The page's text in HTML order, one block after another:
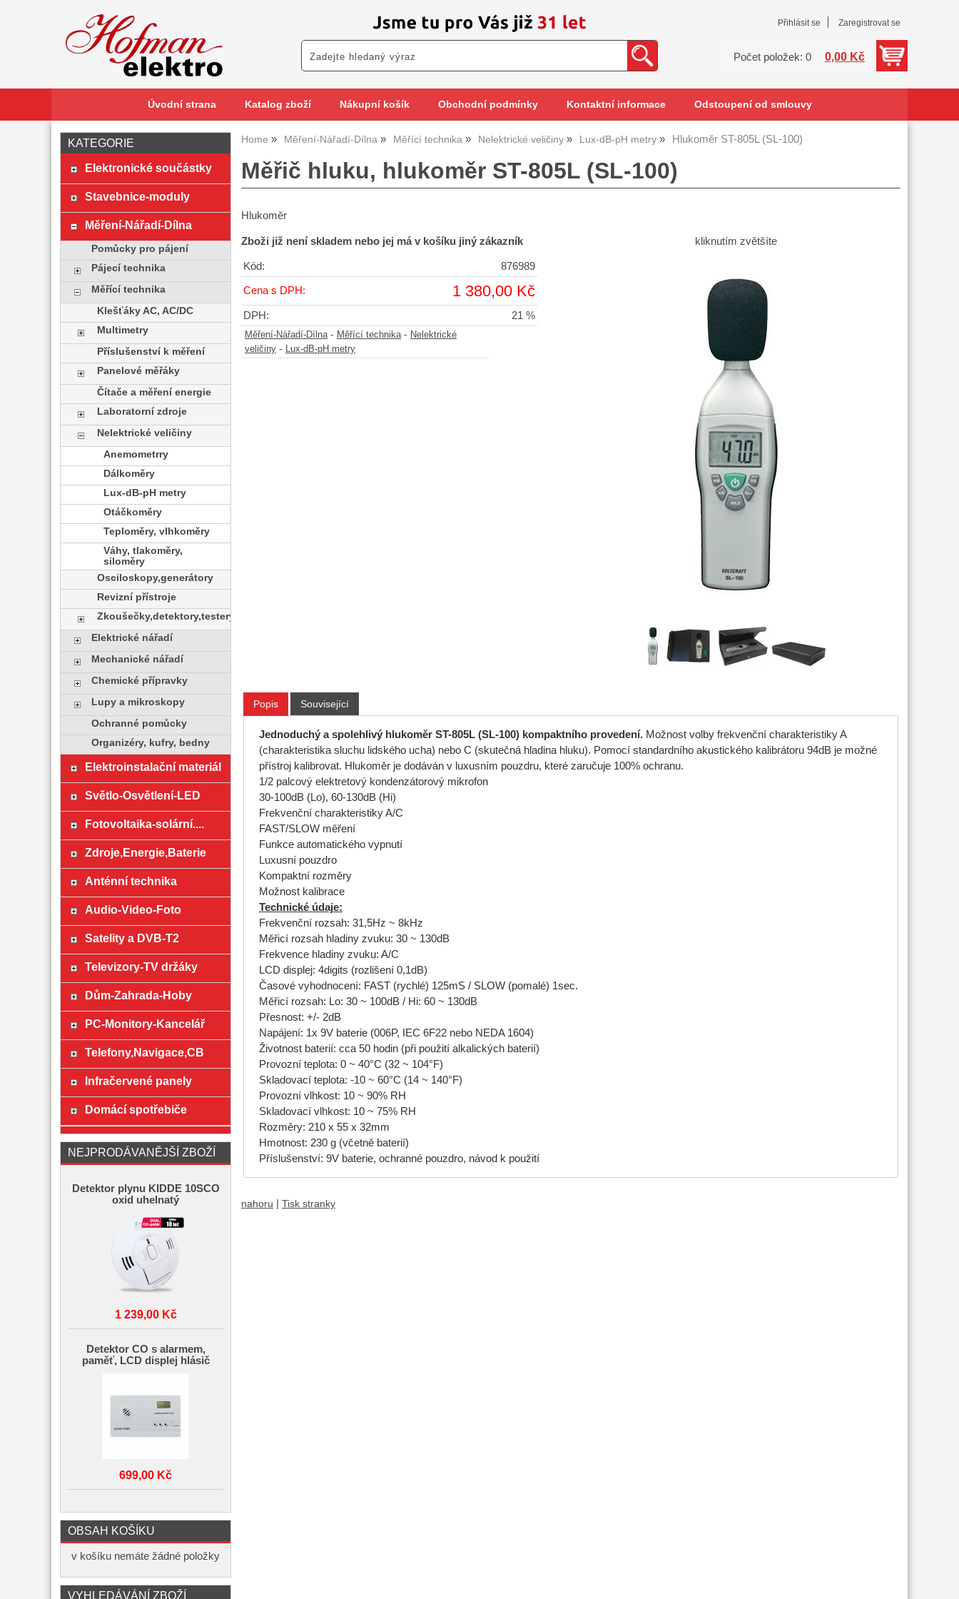
Přihlásit se Zaregistrovat se
Počet položek: 0 0,00 Kč
Úvodní strana Katalog zboží Nákupní košík Obchodní podmínky Kontaktní informace Odstoupení od smlouvy
Home Měření-Nářadí-Dílna Měřící technika Nelektrické veličiny Lux-dB-pH metry Hlukoměr ST-805L (SL-100)
Měřič hluku, hlukoměr ST-805L (SL-100)
Hlukoměr
kliknutím zvětšíte
Zboži již není skladem nebo jej má v košíku jiný zákazník
Kód: 876989
Cena s DPH: 1 380,00 Kč
DPH: 21 %
Měření-Nářadí-Dílna- Měřící technika- Nelektrické
veličiny - Lux-dB-pH metry
Popis Související
Jednoduchý a spolehlivý hlukoměr ST-805L (SL-100) kompaktního provedení.Možnost volby frekvenční charakteristiky A
(charakteristika sluchu lidského ucha) nebo C (skutečná hladina hluku). Pomocí standardního akustického kalibrátoru 94dB je možné
přístroj kalibrovat. Hlukoměr je dodáván v luxusním pouzdru, které zaručuje 100% ochranu.
1/2 palcový elektretový kondenzátorový mikrofon
30-100dB (Lo), 60-130dB (Hi)
Frekvenční charakteristiky A/C
FAST/SLOW měření
Funkce automatického vypnutí
Luxusní pouzdro
Kompaktní rozměry
Možnost kalibrace
Technické údaje:
Frekvenční rozsah: 31,5Hz ~ 8kHz
Měřicí rozsah hladiny zvuku: 30 ~ 130dB
Frekvence hladiny zvuku: A/C
LCD displej: 4digits (rozlišení 0,1dB)
Časové vyhodnocení: FAST (rychlé) 125mS / SLOW (pomalé) 1sec.
Měřicí rozsah: Lo: 30 ~ 100dB / Hi: 60 ~ 130dB
Přesnost: +/- 2dB
Napájení: 1x 9V baterie (006P, IEC 6F22 nebo NEDA 1604)
Životnost baterií: cca 50 hodin (při použití alkalických baterií)
Provozní teplota: 0 ~ 40°C (32 ~ 104°F)
Skladovací teplota: -10 ~ 60°C (14 ~ 140°F)
Provozní vlhkost: 10 ~ 90% RH
Skladovací vlhkost: 10 ~ 75% RH
Rozměry: 210 x 55 x 32mm
Hmotnost: 230 g (včetně baterií)
Příslušenství: 9V baterie, ochranné pouzdro, návod k použití
nahoru Tisk stranky
KATEGORIE
Elektronické součástky
Stavebnice-moduly
Měření-Nářadí-Dílna
Pomůcky pro pájení
Pájecí technika
Měřící technika
Klešťáky AC, AC/DC
Multimetry
Příslušenství k měření
Panelové měřáky
Čítače a měření energie
Laboratorní zdroje
Nelektrické veličiny
Anemometrry
Dálkoměry
Lux-dB-pH metry
Otáčkoměry
Teploměry, vlhkoměry
Váhy, tlakoměry,
siloměry
Osciloskopy,generátory
Revizní přístroje
Zkoušečky,detektory,testery
Elektrické nářadí
Mechanické nářadí
Chemické přípravky
Lupy a mikroskopy
Ochranné pomůcky
Organizéry, kufry, bedny
Elektroinstalační materiál
Světlo-Osvětlení-LED
Fotovoltaika-solární....
Zdroje,Energie,Baterie
Anténní technika
Audio-Video-Foto
Satelity a DVB-T2
Televizory-TV držáky
Dům-Zahrada-Hoby
PC-Monitory-Kancelář
Telefony,Navigace,CB
Infračervené panely
Domácí spotřebiče
NEJPRODÁVANĚJŠÍ ZBOŽÍ
Detektor plynu KIDDE 10SCO
oxid uhelnatý
1 239,00 Kč
Detektor CO s alarmem,
paměť, LCD displej hlásič
699,00 Kč
OBSAH KOŠÍKU
v košíku nemáte žádné položky
VYHLEDÁVÁNÍ ZBOŽÍ